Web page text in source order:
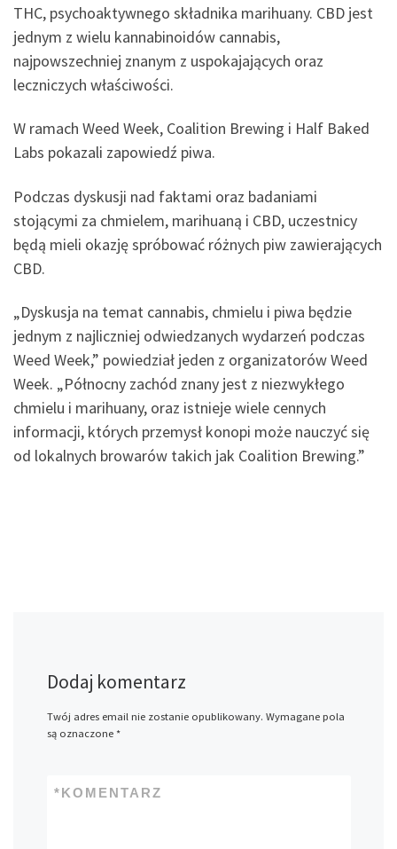
THC, psychoaktywnego składnika marihuany. CBD jest
jednym z wielu kannabinoidów cannabis,
najpowszechniej znanym z uspokajających oraz
leczniczych właściwości.
W ramach Weed Week, Coalition Brewing i Half Baked
Labs pokazali zapowiedź piwa.
Podczas dyskusji nad faktami oraz badaniami
stojącymi za chmielem, marihuaną i CBD, uczestnicy
będą mieli okazję spróbować różnych piw zawierających
CBD.
„Dyskusja na temat cannabis, chmielu i piwa będzie
jednym z najliczniej odwiedzanych wydarzeń podczas
Weed Week,” powiedział jeden z organizatorów Weed
Week. „Północny zachód znany jest z niezwykłego
chmielu i marihuany, oraz istnieje wiele cennych
informacji, których przemysł konopi może nauczyć się
od lokalnych browarów takich jak Coalition Brewing.”
Dodaj komentarz
Twój adres email nie zostanie opublikowany. Wymagane pola
są oznaczone *
KOMENTARZ
*